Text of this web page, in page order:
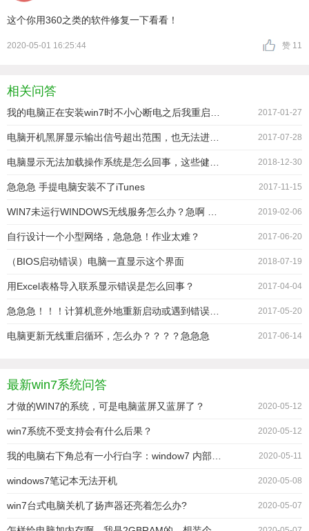
这个你用360之类的软件修复一下看看！
2020-05-01 16:25:44 赞 11
相关问答
2017-01-27
2017-07-28
2018-12-30
急急急 手提电脑安装不了iTunes 2017-11-15
2019-02-06
自行设计一个小型网络，急急急！作业太难？ 2017-06-20
（BIOS启动错误）电脑一直显示这个界面 2018-07-19
用Excel表格导入联系显示错误是怎么回事？ 2017-04-04
2017-05-20
电脑更新无线重启循环，怎么办？？？？急急急 2017-06-14
最新win7系统问答
才做的WIN7的系统，可是电脑蓝屏又蓝屏了？ 2020-05-12
win7系统不受支持会有什么后果？ 2020-05-12
2020-05-11
windows7笔记本无法开机 2020-05-08
win7台式电脑关机了扬声器还亮着怎么办? 2020-05-07